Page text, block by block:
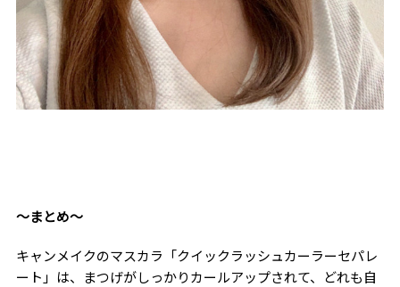
〜まとめ〜
キャンメイクのマスカラ「クイックラッシュカーラーセパレ
ート」は、まつげがしっかりカールアップされて、どれも自